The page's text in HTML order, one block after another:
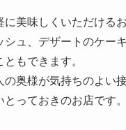
美味しくいただける
ュ、デザートのケー
もできます。
奥様が気持ちのよい
っておきのお店です。